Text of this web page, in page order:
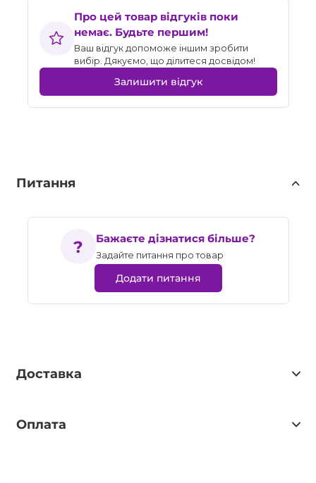
Про цей товар відгуків поки
немає. Будьте першим!
Ваш відгук допоможе іншим зробити
вибір. Дякуємо, що ділитеся досвідом!
Залишити відгук
Питання
Бажаєте дізнатися більше?
Задайте питання про товар
Додати питання
Доставка
Оплата